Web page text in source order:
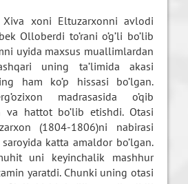
Xiva xoni Eltuzarxonni avlodi
Olloberdi to’rani o’g’li bo’lib
uyida maxsus muallimlardan
uning ta’limida akasi
ham ko’p hissasi bo’lgan.
madrasasida o’qib
va hattot bo’lib etishdi. Otasi
(1804-1806)ni nabirasi
katta amaldor bo’lgan.
uni keyinchalik mashhur
yaratdi. Chunki uning otasi